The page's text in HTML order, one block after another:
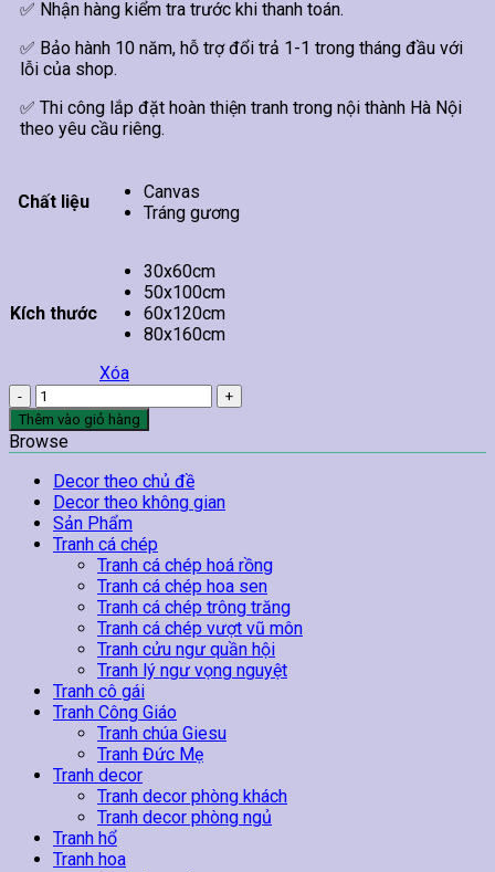
✅ Nhận hàng kiểm tra trước khi thanh toán.
✅ Bảo hành 10 năm, hỗ trợ đổi trả 1-1 trong tháng đầu với
lỗi của shop.
✅ Thi công lắp đặt hoàn thiện tranh trong nội thành Hà Nội
theo yêu cầu riêng.
Chất liệu
Canvas
Tráng gương
Kích thước
30x60cm
50x100cm
60x120cm
80x160cm
Xóa
Tranh
Treo
Tường
Cửu
Ngư
Quần
Hội
29
lượng
Thêm vào giỏ hàng
Browse
Decor theo chủ đề
Decor theo không gian
Sản Phẩm
Tranh cá chép
Tranh cá chép hoá rồng
Tranh cá chép hoa sen
Tranh cá chép trông trăng
Tranh cá chép vượt vũ môn
Tranh cửu ngư quần hội
Tranh lý ngư vọng nguyệt
Tranh cô gái
Tranh Công Giáo
Tranh chúa Giesu
Tranh Đức Mẹ
Tranh decor
Tranh decor phòng khách
Tranh decor phòng ngủ
Tranh hổ
Tranh hoa